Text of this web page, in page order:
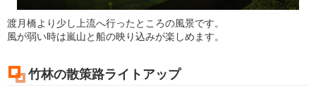
渡月橋より少し上流へ行ったところの風景です。
風が弱い時は嵐山と船の映り込みが楽しめます。
竹林の散策路ライトアップ